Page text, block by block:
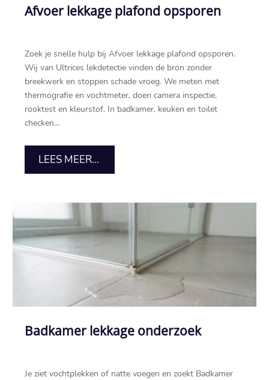
Afvoer lekkage plafond opsporen
Zoek je snelle hulp bij Afvoer lekkage plafond opsporen.
Wij van Ultrices lekdetectie vinden de bron zonder
breekwerk en stoppen schade vroeg. We meten met
thermografie en vochtmeter, doen camera inspectie,
rooktest en kleurstof. In badkamer, keuken en toilet
checken...
LEES MEER...
Badkamer lekkage onderzoek
Je ziet vochtplekken of natte voegen en zoekt Badkamer